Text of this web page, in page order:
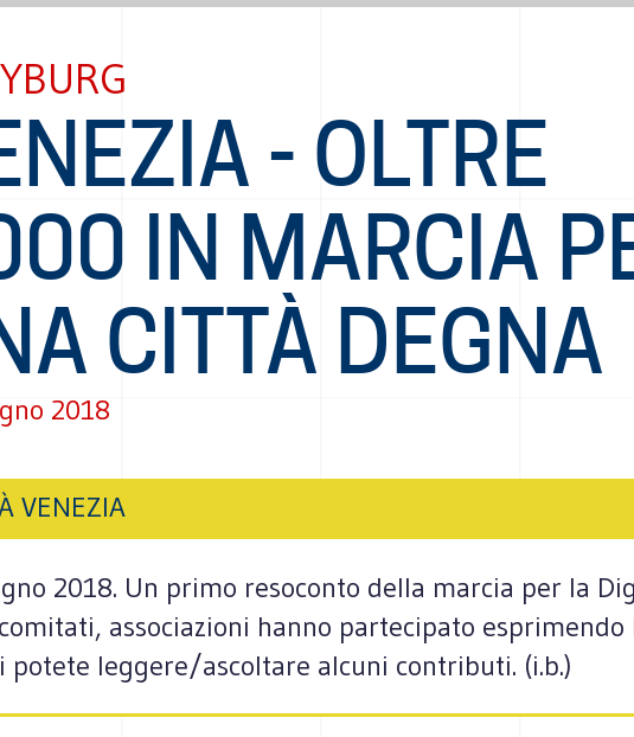
- OLTRE
IN MARCIA
CITTÀ DEGNA
2018
VENEZIA
2018. Un primo resoconto della marcia per la
associazioni hanno partecipato
potete leggere/ascoltare alcuni contributi. (i.b.)